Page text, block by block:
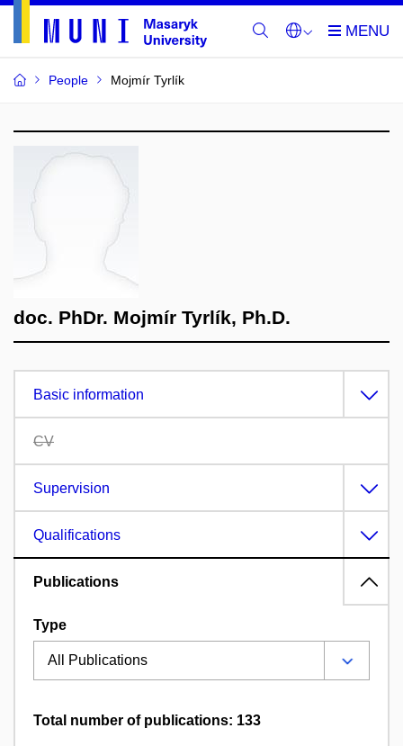
People Mojmír Tyrlík
doc. PhDr. Mojmír Tyrlík, Ph.D.
Basic information
CV
Supervision
Qualifications
Publications
Type
Total number of publications: 133